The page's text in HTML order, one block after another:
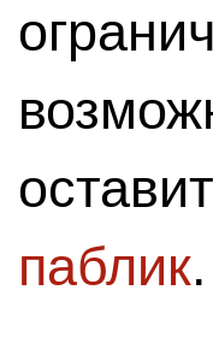
паблик.